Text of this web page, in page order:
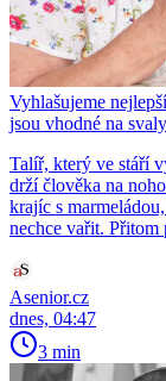
Vyhlašujeme
jsou vhodné na
Talíř, který ve stáří
drží člověka na
krajíc s
nechce vařit. Přitom
Asenior.cz
dnes, 04:47
3 min